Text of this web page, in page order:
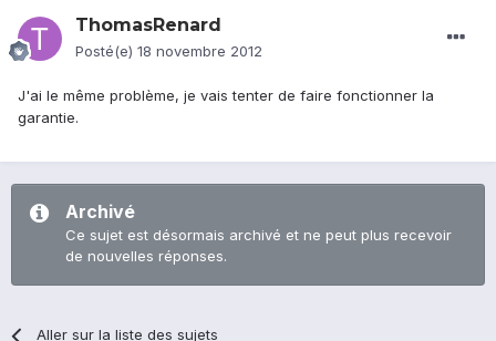
ThomasRenard
Posté(e) 18 novembre 2012
J'ai le même problème, je vais tenter de faire fonctionner la
garantie.
Archivé
Ce sujet est désormais archivé et ne peut plus recevoir
de nouvelles réponses.
Aller sur la liste des sujets